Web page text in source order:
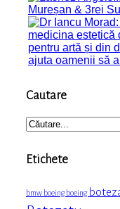
Cautare
Etichete
bmw boeing boeing